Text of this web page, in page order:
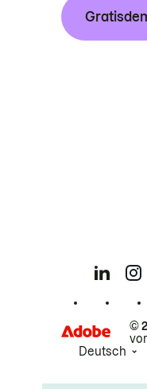
©
Deutsch